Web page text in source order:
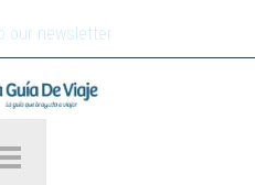
our newsletter